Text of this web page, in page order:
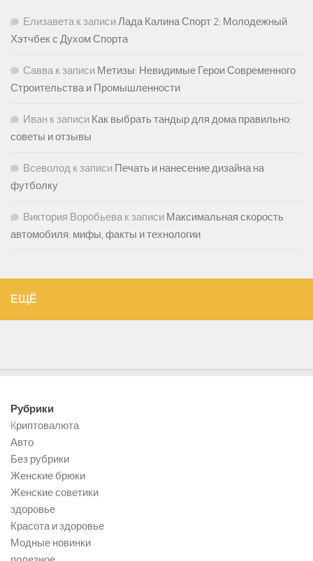
Елизаветак записиЛада Калина Спорт 2: Молодежный
Хэтчбек с Духом Спорта
Саввак записи Метизы: Невидимые Герои Современного
Строительства и Промышленности
Иван к записи Как выбрать тандыр для дома правильно:
советы и отзывы
Всеволод к записи Печать и нанесение дизайна на
футболку
Виктория Воробьевак записи Максимальная скорость
автомобиля: мифы, факты и технологии
ЕЩЁ
Рубрики
Kриптовалюта
Авто
Без рубрики
Женские брюки
Женские советики
здоровье
Красота и здоровье
Модные новинки